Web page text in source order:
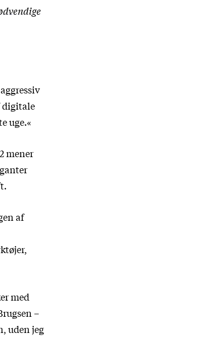
digitale
uge.«
mener
af
med
–
uden jeg